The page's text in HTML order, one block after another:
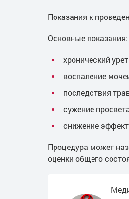
Показания к
Основные показания:
хронический
воспаление
последствия
сужение
снижение
Процедура может
оценки общего